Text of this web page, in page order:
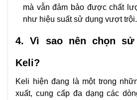
mà vẫn đảm bảo được chất
như hiệu suất sử dụng vượt trội.
4. Vì sao nên chọn sử
Keli?
Keli hiện đang là một trong
xuất, cung cấp đa dạng các